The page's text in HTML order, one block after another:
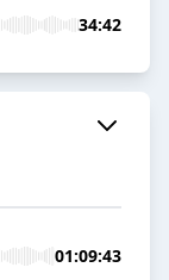
34:42
01:09:43